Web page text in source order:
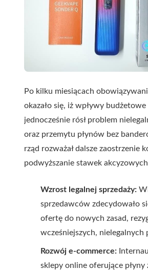
Po kilku miesiącach
okazało się, iż wpływy budżetowe
jednocześnie rósł problem
oraz przemytu płynów bez
rząd rozważał dalsze zaostrzenie
podwyższanie stawek
Wzrost legalnej sprzedaży:
sprzedawców zdecydowało
ofertę do nowych zasad,
wcześniejszych, nielegalnych
Rozwój e-commerce:
sklepy online oferujące płyny